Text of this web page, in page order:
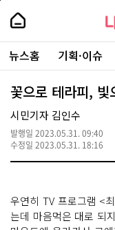
본
로
가
내
손
안
에
서
울
-
서
울
시
대
표
소
털
내
손
에
울
주
요
서
뉴스홈 기획·이슈
꽃으로 테라피,
시민기자 김인수
발행일 2023.05.31. 09:40
수정일 2023.05.31. 18:16
우연히 TV 프로그램 <
는데 마음먹은 대로 되
페
상
단
로